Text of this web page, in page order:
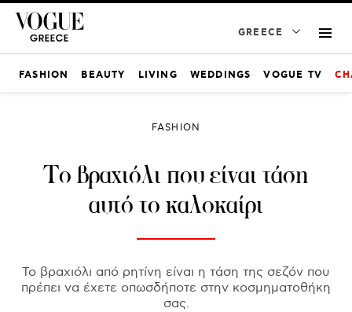
GREECE
FASHION BEAUTY LIVING WEDDINGS VOGUE TV
FASHION
Το βραχιόλι που είναι τάση
αυτό το καλοκαίρι
Το βραχιόλι από ρητίνη είναι η τάση της σεζόν που
πρέπει να έχετε οπωσδήποτε στην κοσμηματοθήκη
σας.